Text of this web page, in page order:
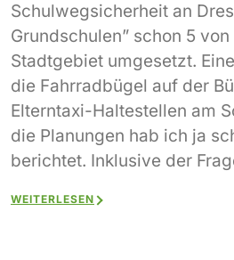
Schulwegsicherheit an
Grundschulen” schon 5
Stadtgebiet umgesetzt.
die Fahrradbügel auf der
Elterntaxi-Haltestellen am
die Planungen hab ich ja
berichtet. Inklusive der
WEITERLESEN